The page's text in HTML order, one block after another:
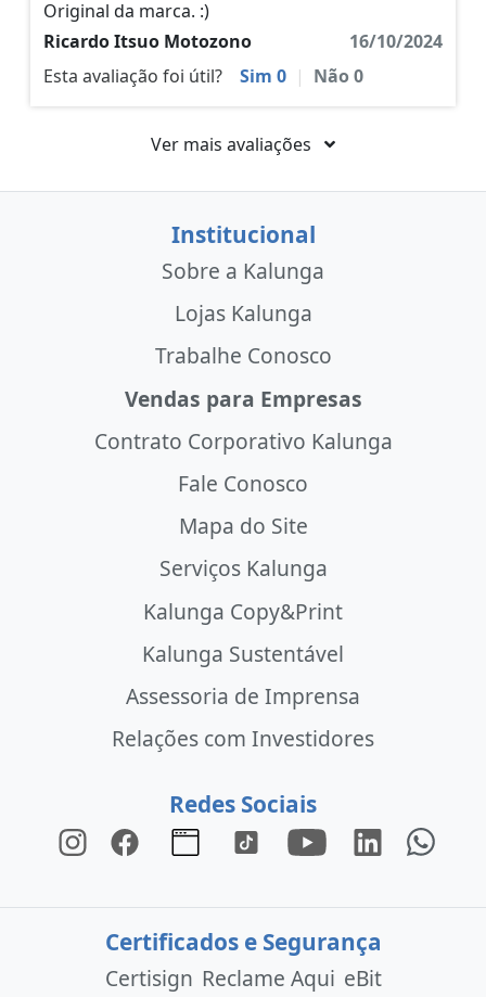
Original da marca. :)
Ricardo Itsuo Motozono
16/10/2024
Esta avaliação foi útil?
Sim 0 | Não0
Ver mais avaliações
Institucional
Sobre a Kalunga
Lojas Kalunga
Trabalhe Conosco
Vendas para Empresas
Contrato Corporativo Kalunga
Fale Conosco
Mapa do Site
Serviços Kalunga
Kalunga Copy&Print
Kalunga Sustentável
Assessoria de Imprensa
Relações com Investidores
Redes Sociais
Certificados e Segurança
Certisign Reclame Aqui eBit